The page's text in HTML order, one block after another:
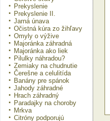
Prekyslenie
Prekyslenie II.
Jarná únava
Očistná kúra zo žihľavy
Omyly o výžive
Majoránka záhradná
Majoránka ako liek
Pilulky náhradou?
Zemiaky na chudnutie
Čerešne a celulitída
Banány pre spánok
Jahody záhradné
Hrach záhradný
Paradajky na choroby
Mrkva
Citróny podporujú